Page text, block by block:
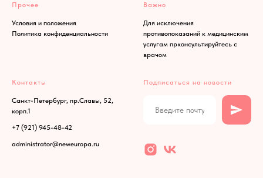
Прочее
Условия и положения
Политика конфиденциальности
Важно
Для исключения
противопоказаний к медицинским
услугам прконсультируйтесь с
врачом
Контакты
Санкт-Петербург, пр.Славы, 52,
корп.1
+7 (921) 945-48-42
administrator@neweuropa.ru
Подписаться на новости